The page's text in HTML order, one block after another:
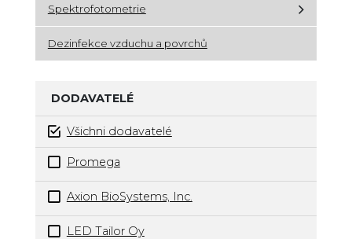
Spektrofotometrie
Dezinfekce vzduchu a povrchů
DODAVATELÉ
Všichni dodavatelé
Promega
Axion BioSystems, Inc.
LED Tailor Oy